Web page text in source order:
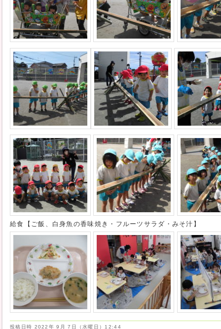
給食【ご飯、白身魚の香味焼き・フルーツサラダ・みそ汁】
投稿日時 2022年 9月 7日（水曜日）12:44